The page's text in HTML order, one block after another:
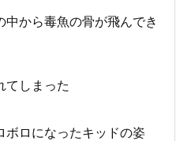
から毒魚の骨が飛んでき
てしまった
ボロになったキッドの姿